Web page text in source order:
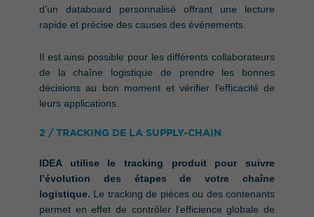
d’un databoard personnalisé offrant une lecture
rapide et précise des causes des événements.
Il est ainsi possible pour les différents collaborateurs
de la chaîne logistique de prendre les bonnes
décisions au bon moment et vérifier l’efficacité de
leurs applications.
2 / TRACKING DE LA SUPPLY-CHAIN
IDEA utilise le tracking produit pour suivre
l’évolution des étapes de votre chaîne
logistique. Le tracking de pièces ou des contenants
permet en effet de contrôler l’efficience globale de